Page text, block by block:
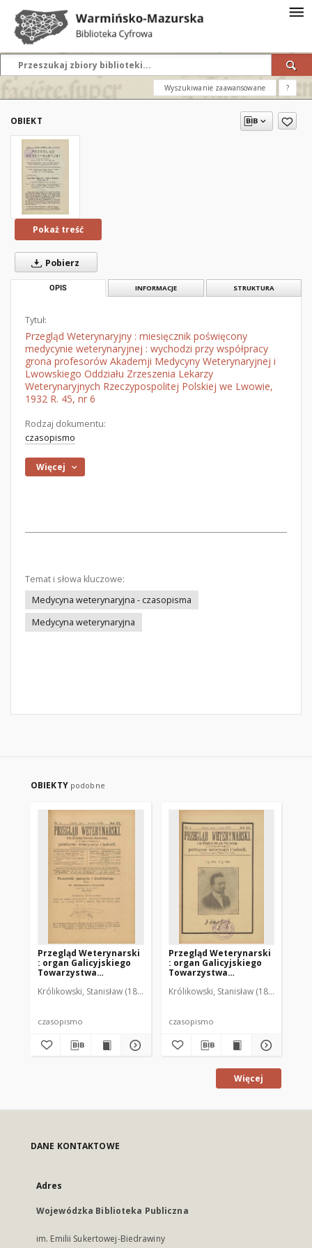
Wyszukiwanie zaawansowane ?
OBIEKT
Pokaż treść
Pobierz
OPIS INFORMACJE STRUKTURA
Tytuł:
Przegląd Weterynaryjny : miesięcznik poświęcony
medycynie weterynaryjnej : wychodzi przy współpracy
grona profesorów Akademji Medycyny Weterynaryjnej i
Lwowskiego Oddziału Zrzeszenia Lekarzy
Weterynaryjnych Rzeczypospolitej Polskiej we Lwowie,
1932 R. 45, nr 6
Rodzaj dokumentu:
czasopismo
Więcej
Temat i słowa kluczowe:
Medycyna weterynaryjna - czasopisma
Medycyna weterynaryjna
OBIEKTY podobne
Przegląd Weterynarski
: organ Galicyjskiego
Towarzystwa
czasopismo
1905 R. 20, nr 4
Królikowski, Stanisław (1853-1924). Red.
czasopismo
Przegląd Weterynarski
: organ Galicyjskiego
Towarzystwa
czasopismo
1905 R. 20, nr 5
Królikowski, Stanisław (1853-1924).
czasopismo
Więcej
DANE KONTAKTOWE
Adres
Wojewódzka Biblioteka Publiczna
im. Emilii Sukertowej-Biedrawiny